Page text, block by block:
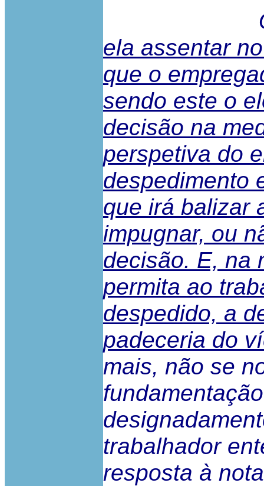
Quanto
ela assentar
que o
sendo este o
decisão na
perspetiva do
despedimento
que irá balizar
impugnar, ou
decisão. E, na
permita ao
despedido, a
padeceria do
mais, não se
trabalhador
resposta à